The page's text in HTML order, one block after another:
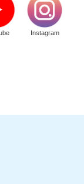
Instagram